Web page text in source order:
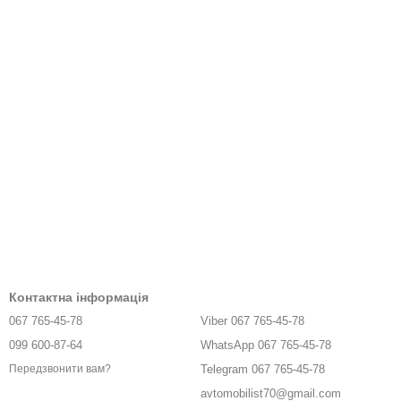
Контактна інформація
067 765-45-78
099 600-87-64
Передзвонити вам?
Viber 067 765-45-78
WhatsApp 067 765-45-78
Telegram 067 765-45-78
avtomobilist70@gmail.com